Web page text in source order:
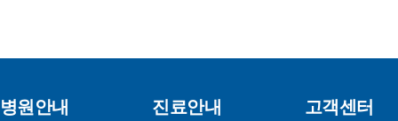
병원안내 진료안내 고객센터